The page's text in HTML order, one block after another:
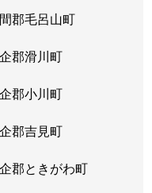
郡毛呂山町
郡滑川町
郡小川町
郡吉見町
郡ときがわ町